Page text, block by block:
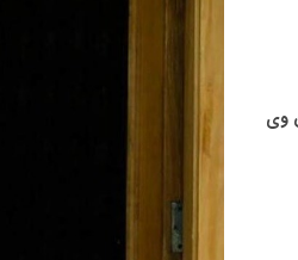
وی